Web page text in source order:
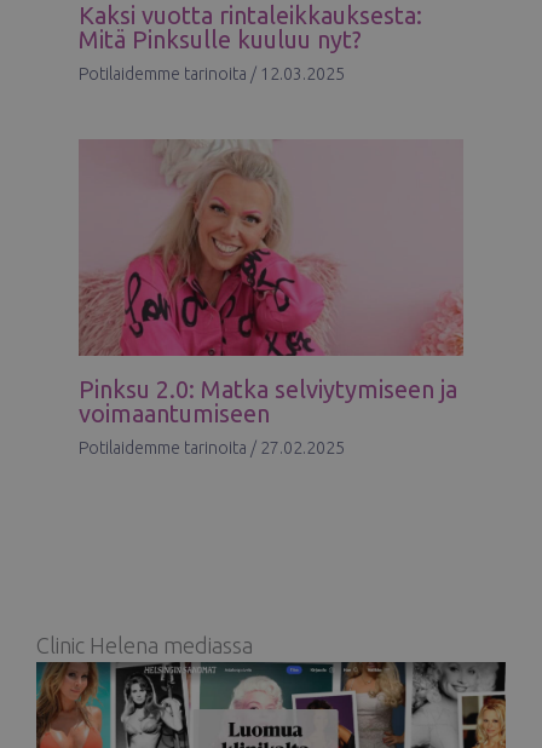
Kaksi vuotta rintaleikkauksesta:
Mitä Pinksulle kuuluu nyt?
Potilaidemme tarinoita / 12.03.2025
Pinksu 2.0: Matka selviytymiseen ja
voimaantumiseen
Potilaidemme tarinoita / 27.02.2025
Clinic Helena mediassa